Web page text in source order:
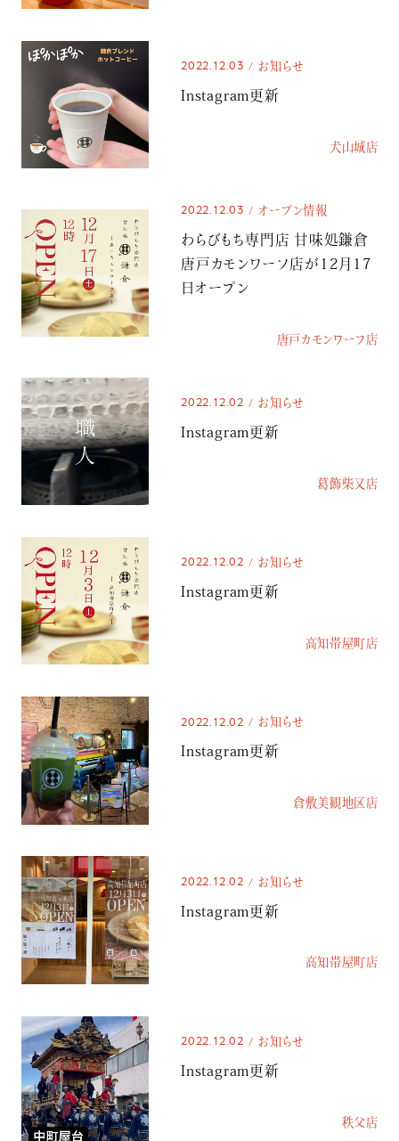
2022.12.03 お知らせ
Instagram更新
犬山城店
2022.12.03 オープン情報
わらびもち専門店 甘味処鎌倉
唐戸カモンワーフ店が12月17
日オープン
唐戸カモンワーフ店
2022.12.02 お知らせ
Instagram更新
葛飾柴又店
2022.12.02 お知らせ
Instagram更新
高知帯屋町店
2022.12.02 お知らせ
Instagram更新
倉敷美観地区店
2022.12.02 お知らせ
Instagram更新
高知帯屋町店
2022.12.02 お知らせ
Instagram更新
秩父店